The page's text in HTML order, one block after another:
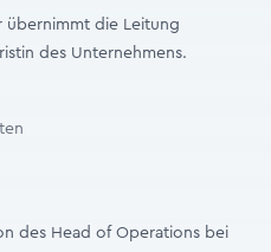
übernimmt die Leitung
des Unternehmens.
des Head of Operations bei